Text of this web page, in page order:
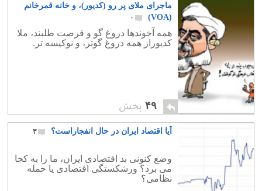
ماجرای ملای پر رو (کدیور)، و خانه قمرخانم
(VOA)
۰
همه آخوندها دروغ گو و فرصت طلبند، ملا
کدیوراز همه دروغ گوتر، و نوکیسه تر.
۴۹ پخش
آیا اقتصاد ایران در حال انفجاراست؟ ۳
وضع کنونی بد اقتصادی ایران، ما را به کجا
می برد؟ ورشکستگی اقتصادی یا حمله
نظامی؟